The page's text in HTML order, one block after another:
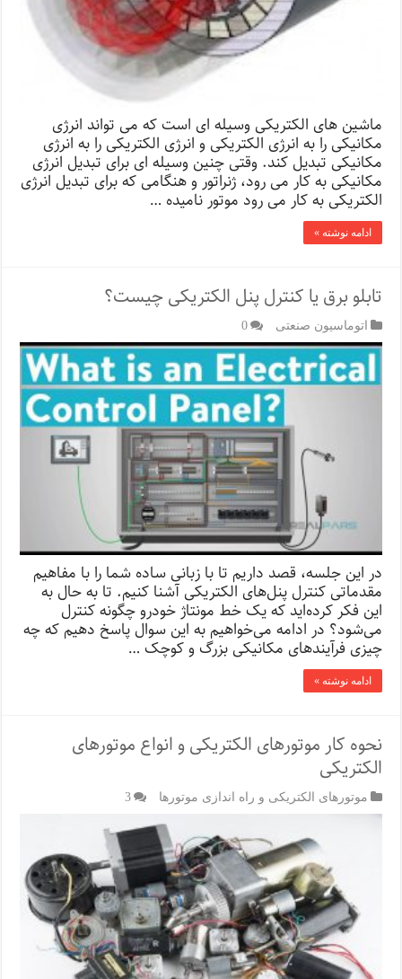
ماشین های الکتریکی وسیله ای است که می تواند انرژی
مکانیکی را به انرژی الکتریکی و انرژی الکتریکی را به انرژی
مکانیکی تبدیل کند. وقتی چنین وسیله ای برای تبدیل انرژی
مکانیکی به کار می رود، ژنراتور و هنگامی که برای تبدیل انرژی
الکتریکی به کار می رود موتور نامیده …
ادامه نوشته »
تابلو برق یا کنترل پنل الکتریکی چیست؟
اتوماسیون صنعتی 0
در این جلسه، قصد داریم تا با زبانی ساده شما را با مفاهیم
مقدماتی کنترل پنل‌های الکتریکی آشنا کنیم. تا به حال به
این فکر کرده‌اید که یک خط مونتاژ خودرو چگونه کنترل
می‌شود؟ در ادامه می‌خواهیم به این سوال پاسخ دهیم که چه
چیزی فرآیند‌های مکانیکی بزرگ و کوچک …
ادامه نوشته »
نحوه کار موتورهای الکتریکی و انواع موتورهای
الکتریکی
موتورهای الکتریکی و راه اندازی موتورها 3